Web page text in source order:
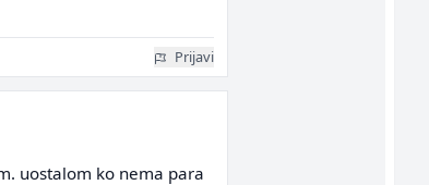
Prijavi
uostalom ko nema para